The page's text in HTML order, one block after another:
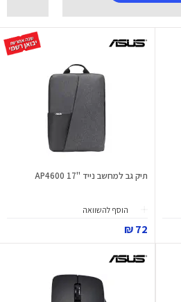
תיק גב למחשב נייד "17 AP4600
הוסף להשוואה
72 ₪